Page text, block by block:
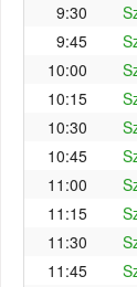
9:30
9:45
10:00
10:15
10:30
10:45
11:00
11:15
11:30
11:45